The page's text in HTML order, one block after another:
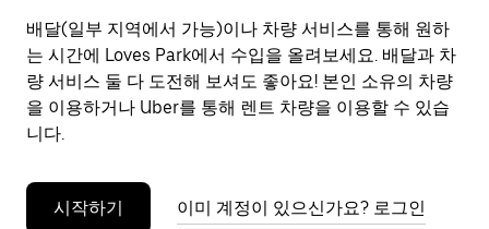
려
면
Esc
키
를
누
세
배달(일부 지역에서 가능)이나 차량 서비스를 통해 원하
는 시간에 Loves Park에서 수입을 올려보세요. 배달과 차
량 서비스 둘 다 도전해 보셔도 좋아요! 본인 소유의 차량
을 이용하거나 Uber를 통해 렌트 차량을 이용할 수 있습
니다.
시작하기 이미 계정이 있으신가요? 로그인